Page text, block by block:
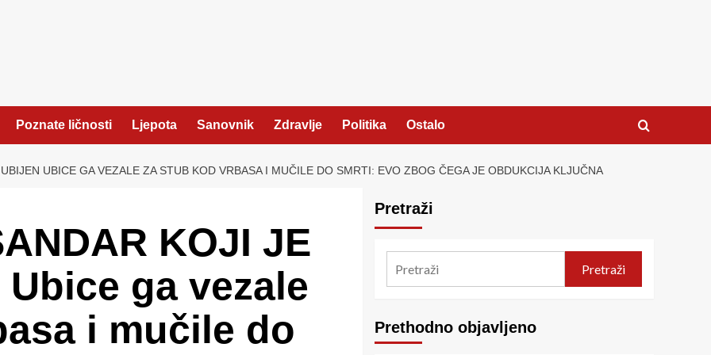
Poznate ličnosti Ljepota Sanovnik Zdravlje Politika Ostalo
UBICE GA VEZALE ZA STUB KOD VRBASA I MUČILE DO SMRTI: EVO ZBOG ČEGA JE OBDUKCIJA KLJUČNA
KOJI JE
Ubice ga vezale
i mučile do
Pretraži
Pretraži
Prethodno objavljeno